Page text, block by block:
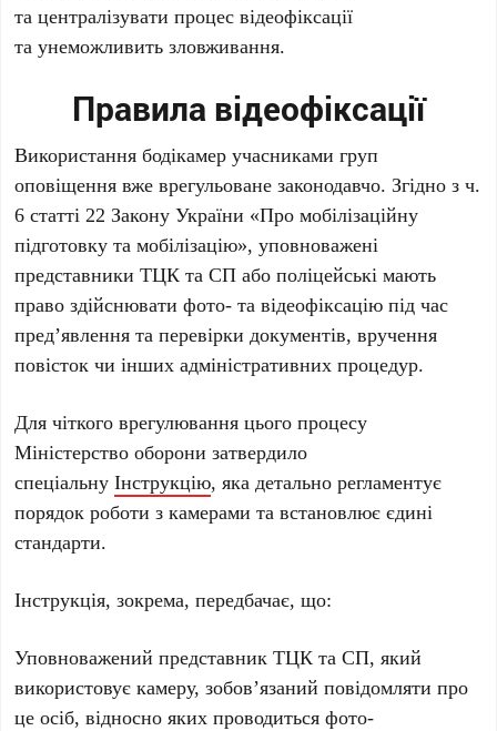
та централізувати процес відеофіксації
та унеможливить зловживання.
Правила відеофіксації
Використання бодікамер учасниками груп
оповіщення вже врегульоване законодавчо. Згідно з ч.
6 статті 22 Закону України «Про мобілізаційну
підготовку та мобілізацію», уповноважені
представники ТЦК та СП або поліцейські мають
право здійснювати фото- та відеофіксацію під час
пред’явлення та перевірки документів, вручення
повісток чи інших адміністративних процедур.
Для чіткого врегулювання цього процесу
Міністерство оборони затвердило
спеціальнуІнструкцію, яка детально регламентує
порядок роботи з камерами та встановлює єдині
стандарти.
Інструкція, зокрема, передбачає, що:
Уповноважений представник ТЦК та СП, який
використовує камеру, зобов’язаний повідомляти про
це осіб, відносно яких проводиться фото-